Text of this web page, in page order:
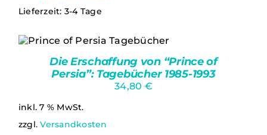
Lieferzeit: 3-4 Tage
DETAILS
Die Erschaffung von “Prince of
Persia”: Tagebücher 1985-1993
34,80 €
inkl. 7 % MwSt.
zzgl.Versandkosten